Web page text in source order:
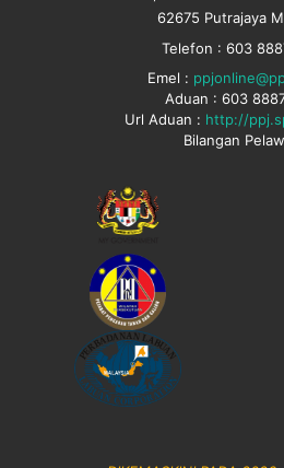
62675 Putrajaya
Telefon : 603
Emel :
Aduan : 603
Url Aduan : http://
Bilangan